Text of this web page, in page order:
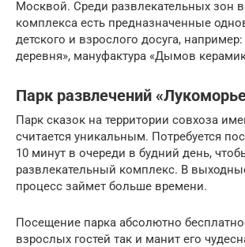
Москвой. Среди развлекательных зон
комплекса есть предназначенные
детского и взрослого досуга,
деревня», мануфактура «Дымов
Парк развлечений
Парк сказок на территории совхоза
считается уникальным. Потребуется
10 минут в очереди в будний день,
развлекательный комплекс. В
процесс займет больше времени.
Посещение парка абсолютно
взрослых гостей так и манит его